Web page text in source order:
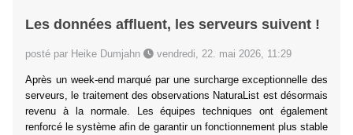
Les données affluent, les serveurs suivent !
posté par Heike Dumjahn vendredi, 22. mai 2026, 11:29
Après un week-end marqué par une surcharge exceptionnelle des
serveurs, le traitement des observations NaturaList est désormais
revenu à la normale. Les équipes techniques ont également
renforcé le système afin de garantir un fonctionnement plus stable